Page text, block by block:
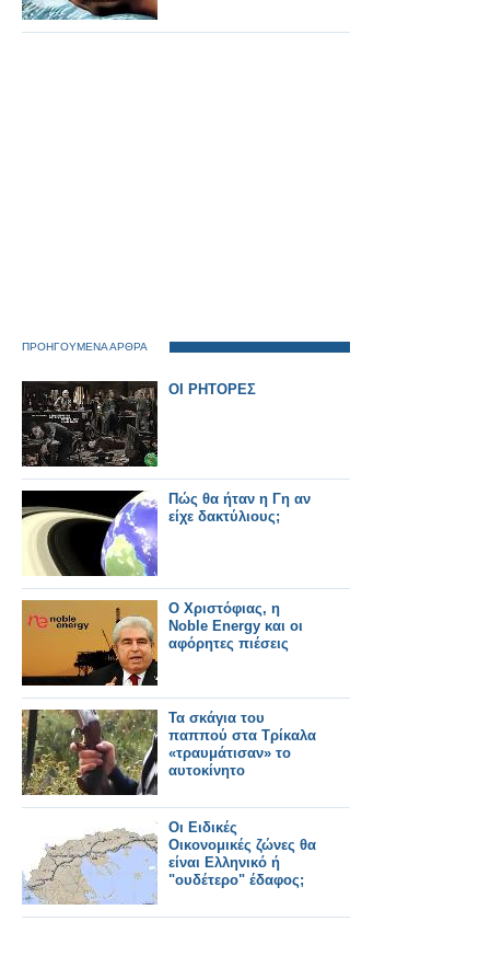
ΠΡΟΗΓΟΥΜΕΝΑ ΑΡΘΡΑ
ΟΙ ΡΗΤΟΡΕΣ
Πώς θα ήταν η Γη αν
είχε δακτύλιους;
Ο Χριστόφιας, η
Noble Εnergy και οι
αφόρητες πιέσεις
Τα σκάγια του
παππού στα Τρίκαλα
«τραυμάτισαν» το
αυτοκίνητο
Οι Ειδικές
Οικονομικές ζώνες θα
είναι Ελληνικό ή
"ουδέτερο" έδαφος;